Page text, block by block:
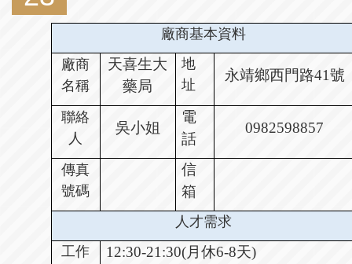
廠商基本資料
廠商
名稱
天喜生大
藥局
地
址
永靖鄉西門路41號
聯絡
人
吳小姐
電
話
0982598857
傳真
號碼
信
箱
人才需求
工作
12:30-21:30(月休6-8天)